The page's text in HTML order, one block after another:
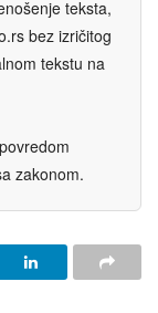
teksta,
bez izričitog
tekstu na
zakonom.